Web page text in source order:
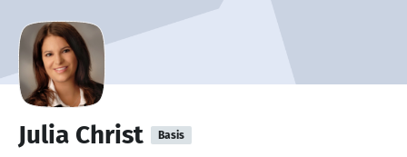
Julia Christ Basis